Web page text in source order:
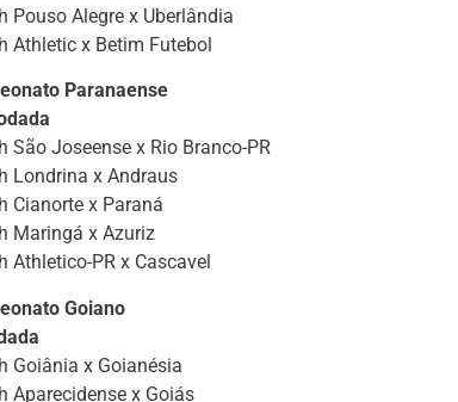
Pouso Alegre x Uberlândia
Athletic x Betim Futebol
Paranaense
São Joseense x Rio Branco-PR
Londrina x Andraus
Cianorte x Paraná
Maringá x Azuriz
Athletico-PR x Cascavel
Goiano
Goiânia x Goianésia
Aparecidense x Goiás